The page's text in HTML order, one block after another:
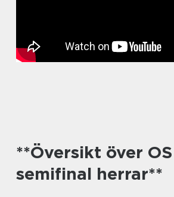
**Översikt över
semifinal herrar**